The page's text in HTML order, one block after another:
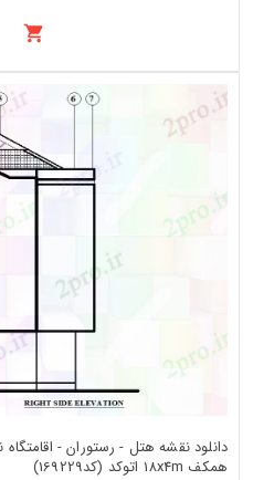
دانلود نقشه هتل - رستوران -
همکف 18x4m اتوکد (کد169229)